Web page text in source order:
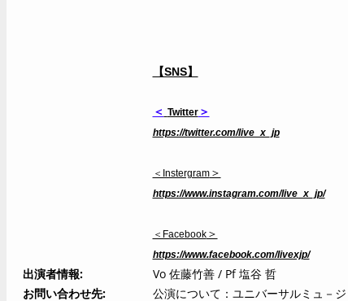
【SNS】
＜ Twitter＞
https://twitter.com/live_x_jp
＜Instergram＞
https://www.instagram.com/live_x_jp/
＜Facebook＞
https://www.facebook.com/livexjp/
出演者情報
Vo 佐藤竹善 / Pf 塩谷 哲
お問い合わせ先
公演について：ユニバーサルミュ－